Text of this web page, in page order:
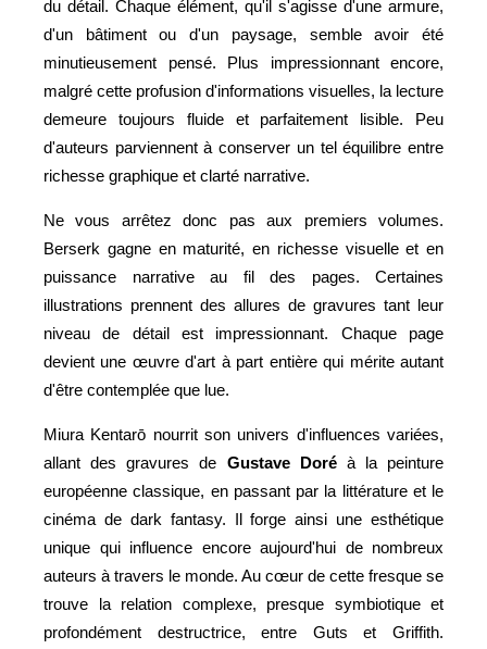
du détail. Chaque élément, qu'il s'agisse d'une armure,
d'un bâtiment ou d'un paysage, semble avoir été
minutieusement pensé. Plus impressionnant encore,
malgré cette profusion d'informations visuelles, la lecture
demeure toujours fluide et parfaitement lisible. Peu
d'auteurs parviennent à conserver un tel équilibre entre
richesse graphique et clarté narrative.
Ne vous arrêtez donc pas aux premiers volumes.
Berserk gagne en maturité, en richesse visuelle et en
puissance narrative au fil des pages. Certaines
illustrations prennent des allures de gravures tant leur
niveau de détail est impressionnant. Chaque page
devient une œuvre d'art à part entière qui mérite autant
d'être contemplée que lue.
Miura Kentarō nourrit son univers d'influences variées,
allant des gravures de Gustave Doréà la peinture
européenne classique, en passant par la littérature et le
cinéma de dark fantasy. Il forge ainsi une esthétique
unique qui influence encore aujourd'hui de nombreux
auteurs à travers le monde. Au cœur de cette fresque se
trouve la relation complexe, presque symbiotique et
profondément destructrice, entre Guts et Griffith.